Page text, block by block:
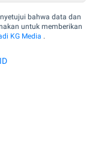
bahwa data dan
untuk memberikan
KG Media .